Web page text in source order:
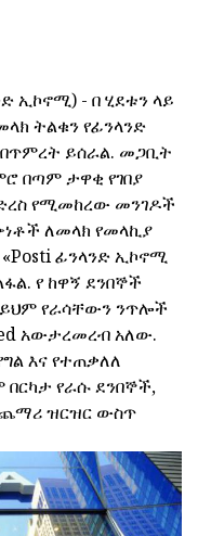
ኢኮኖሚ) - በ ሂደቱን ላይ
ትልቁን የፊንላንድ
በጥምረት ይሰራል. መጋቢት
በጣም ታዋቂ የገበያ
የሚመከረው መንገዶች
ለመላክ የመላኪያ
ፊንላንድ ኢኮኖሚ
የ ከዋኝ ደንበኞች
የራሳቸውን ንጥሎች
አውታረመረብ አለው.
እና የተጠቃለለ
የራሱ ደንበኞች,
ዝርዝር ውስጥ